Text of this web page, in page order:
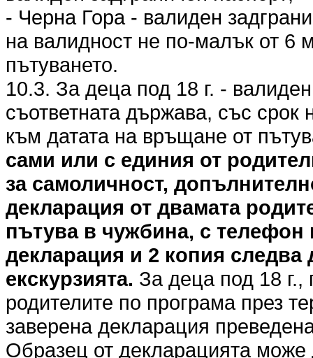
- Черна Гора - валиден
на валидност не по-малък от 6
пътуването.
10.3. За деца под 18 г. -
съответната държава, със
към датата на връщане от
сами или с единия от
за самоличност,
декларация от двамата
пътува в чужбина, с телефон
декларация и 2 копия следва
екскурзията. За деца под 18
родителите по програма през
заверена декларация
Образец от декларацията